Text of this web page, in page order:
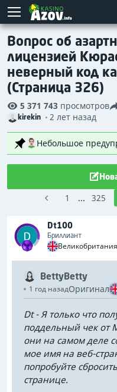
Вопрос об
лицензией
неверный код
(Страница 326)
5 371 743 просмотров
kirekin 2 лет назад
1 ... 325
Dt100
Бриллиант
Великобритания
BettyBetty
1 год назадОригинал
Dt - Я только что
поддельный чек от
они на самом деле
мое имя на веб-
попробуйте
странице.